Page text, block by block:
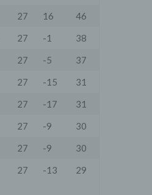
27 16
46
27 -1
38
27 -5
37
27 -15
31
27 -17
31
27 -9
30
27 -9
30
27 -13 29